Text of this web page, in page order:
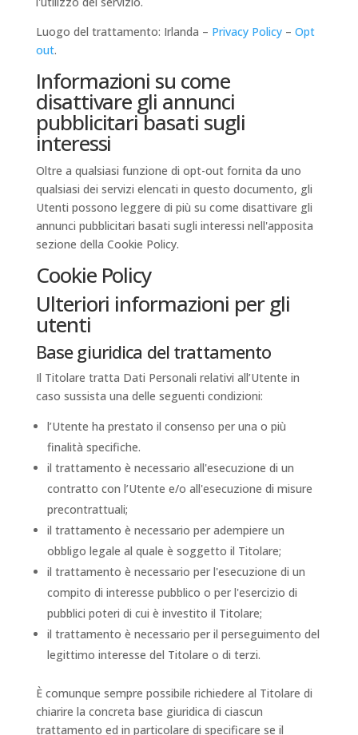
Luogo del trattamento: Irlanda – Privacy Policy– Opt
out.
Informazioni su come
disattivare gli annunci
pubblicitari basati sugli
interessi
Oltre a qualsiasi funzione di opt-out fornita da uno
qualsiasi dei servizi elencati in questo documento, gli
Utenti possono leggere di più su come disattivare gli
annunci pubblicitari basati sugli interessi nell'apposita
sezione della Cookie Policy.
Cookie Policy
Ulteriori informazioni per gli
utenti
Base giuridica del trattamento
Il Titolare tratta Dati Personali relativi all’Utente in
caso sussista una delle seguenti condizioni:
l’Utente ha prestato il consenso per una o più
finalità specifiche.
il trattamento è necessario all'esecuzione di un
contratto con l’Utente e/o all'esecuzione di misure
precontrattuali;
il trattamento è necessario per adempiere un
obbligo legale al quale è soggetto il Titolare;
il trattamento è necessario per l'esecuzione di un
compito di interesse pubblico o per l'esercizio di
pubblici poteri di cui è investito il Titolare;
il trattamento è necessario per il perseguimento del
legittimo interesse del Titolare o di terzi.
È comunque sempre possibile richiedere al Titolare di
chiarire la concreta base giuridica di ciascun
trattamento ed in particolare di specificare se il